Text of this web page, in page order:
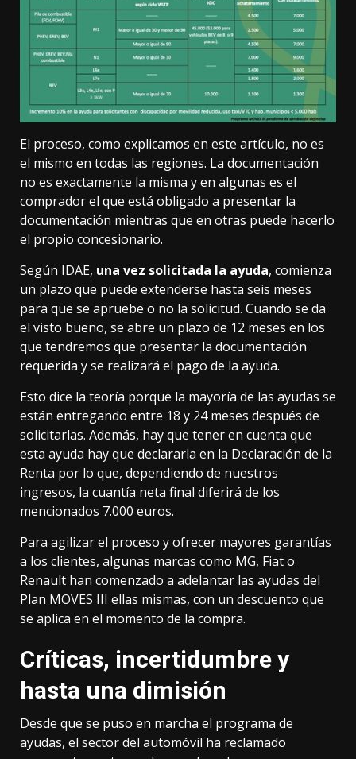
El proceso, como explicamos en este artículo, no es
el mismo en todas las regiones. La documentación
no es exactamente la misma y en algunas es el
comprador el que está obligado a presentar la
documentación mientras que en otras puede hacerlo
el propio concesionario.
Según IDAE, una vez solicitada la ayuda, comienza
un plazo que puede extenderse hasta seis meses
para que se apruebe o no la solicitud. Cuando se da
el visto bueno, se abre un plazo de 12 meses en los
que tendremos que presentar la documentación
requerida y se realizará el pago de la ayuda.
Esto dice la teoría porque la mayoría de las ayudas se
están entregando entre 18 y 24 meses después de
solicitarlas. Además, hay que tener en cuenta que
esta ayuda hay que declararla en la Declaración de la
Renta por lo que, dependiendo de nuestros
ingresos, la cuantía neta final diferirá de los
mencionados 7.000 euros.
Para agilizar el proceso y ofrecer mayores garantías
a los clientes, algunas marcas como MG, Fiat o
Renault han comenzado a adelantar las ayudas del
Plan MOVES III ellas mismas, con un descuento que
se aplica en el momento de la compra.
Críticas, incertidumbre y
hasta una dimisión
Desde que se puso en marcha el programa de
ayudas, el sector del automóvil ha reclamado